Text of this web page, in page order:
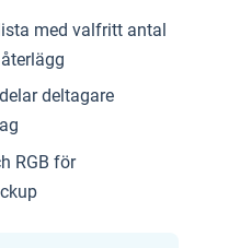
med valfritt antal
deltagare
RGB för